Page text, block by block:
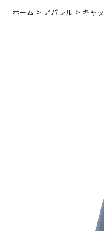
＜夏季休暇中のご注文・
ホーム > アパレル > キャ